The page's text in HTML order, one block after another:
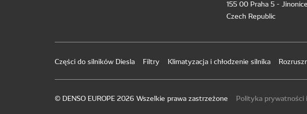
155 00 Praha 5 - Jinonice
Czech Republic
Części do silników Diesla Filtry Klimatyzacja i chłodzenie silnika
© DENSO EUROPE 2026 Wszelkie prawa zastrzeżone Polityka prywatności